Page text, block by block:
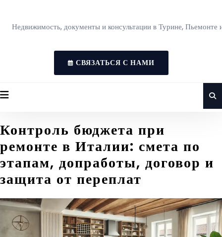
Недвижимость, документы и консультации в Турине, Пьемонте
СВЯЗАТЬСЯ С НАМИ
Контроль бюджета при
ремонте в Италии: смета по
этапам, допработы, договор и
защита от переплат